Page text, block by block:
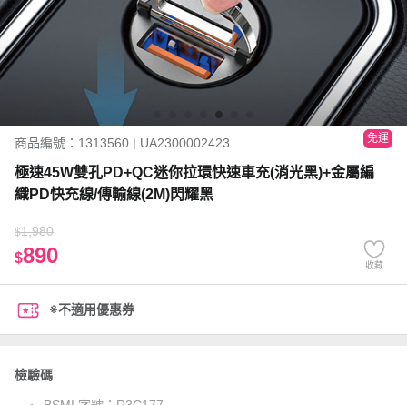
商品編號：1313560 | UA2300002423 免運
極速45W雙孔PD+QC迷你拉環快速車充(消光黑)+金屬編
織PD快充線/傳輸線(2M)閃耀黑
$1,980
$890 收藏
※不適用優惠券
檢驗碼